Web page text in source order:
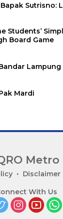
Sutrisno:
Students’
Board Game
Lampung
Mardi
Metro
Disclaimer
With Us